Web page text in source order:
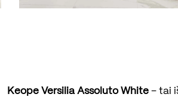
Keope Versilia Assoluto White– tai